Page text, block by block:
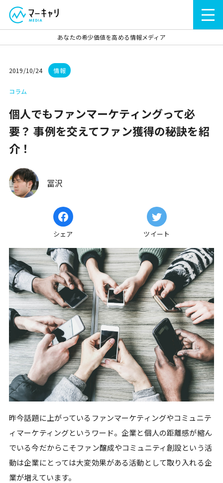
あなたの希少価値を高める情報メディア
2019/10/24 情報
コラム
個人でもファンマーケティングって必
要？ 事例を交えてファン獲得の秘訣を紹
介！
冨沢
シェア ツイート
昨今話題に上がっているファンマーケティングやコミュニテ
ィマーケティングというワード。企業と個人の距離感が縮ん
でいる今だからこそファン醸成やコミュニティ創設という活
動は企業にとっては大変効果がある活動として取り入れる企
業が増えています。